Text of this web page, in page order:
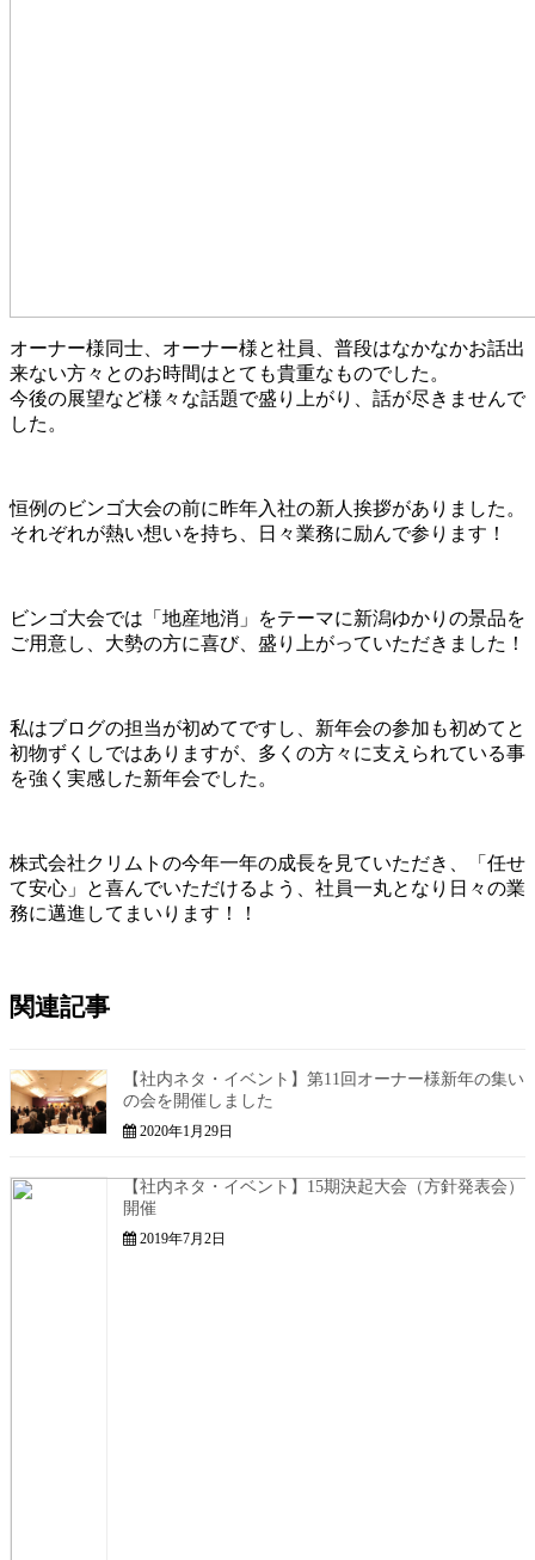
オーナー様同士、オーナー様と社員、普段はなかなかお話出
来ない方々とのお時間はとても貴重なものでした。
今後の展望など様々な話題で盛り上がり、話が尽きませんで
した。
恒例のビンゴ大会の前に昨年入社の新人挨拶がありました。
それぞれが熱い想いを持ち、日々業務に励んで参ります！
ビンゴ大会では「地産地消」をテーマに新潟ゆかりの景品を
ご用意し、大勢の方に喜び、盛り上がっていただきました！
私はブログの担当が初めてですし、新年会の参加も初めてと
初物ずくしではありますが、多くの方々に支えられている事
を強く実感した新年会でした。
株式会社クリムトの今年一年の成長を見ていただき、「任せ
て安心」と喜んでいただけるよう、社員一丸となり日々の業
務に邁進してまいります！！
関連記事
【社内ネタ・イベント】第11回オーナー様新年の集い
の会を開催しました
2020年1月29日
【社内ネタ・イベント】15期決起大会（方針発表会）
開催
2019年7月2日